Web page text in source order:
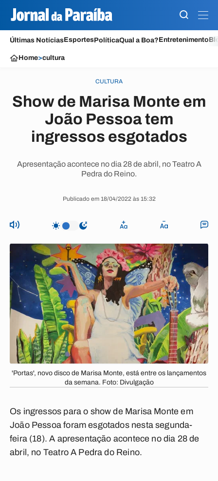
Últimas NotíciasEsportesPolíticaQual a Boa?Entretenimento
Home>cultura
CULTURA
Show de Marisa Monte em
João Pessoa tem
ingressos esgotados
Apresentação acontece no dia 28 de abril, no Teatro A
Pedra do Reino.
Publicado em 18/04/2022 às 15:32
'Portas', novo disco de Marisa Monte, está entre os lançamentos
da semana. Foto: Divulgação
Os ingressos para o show de Marisa Monte em
João Pessoa foram esgotados nesta segunda-
feira (18). A apresentação acontece no dia 28 de
abril, no Teatro A Pedra do Reino.